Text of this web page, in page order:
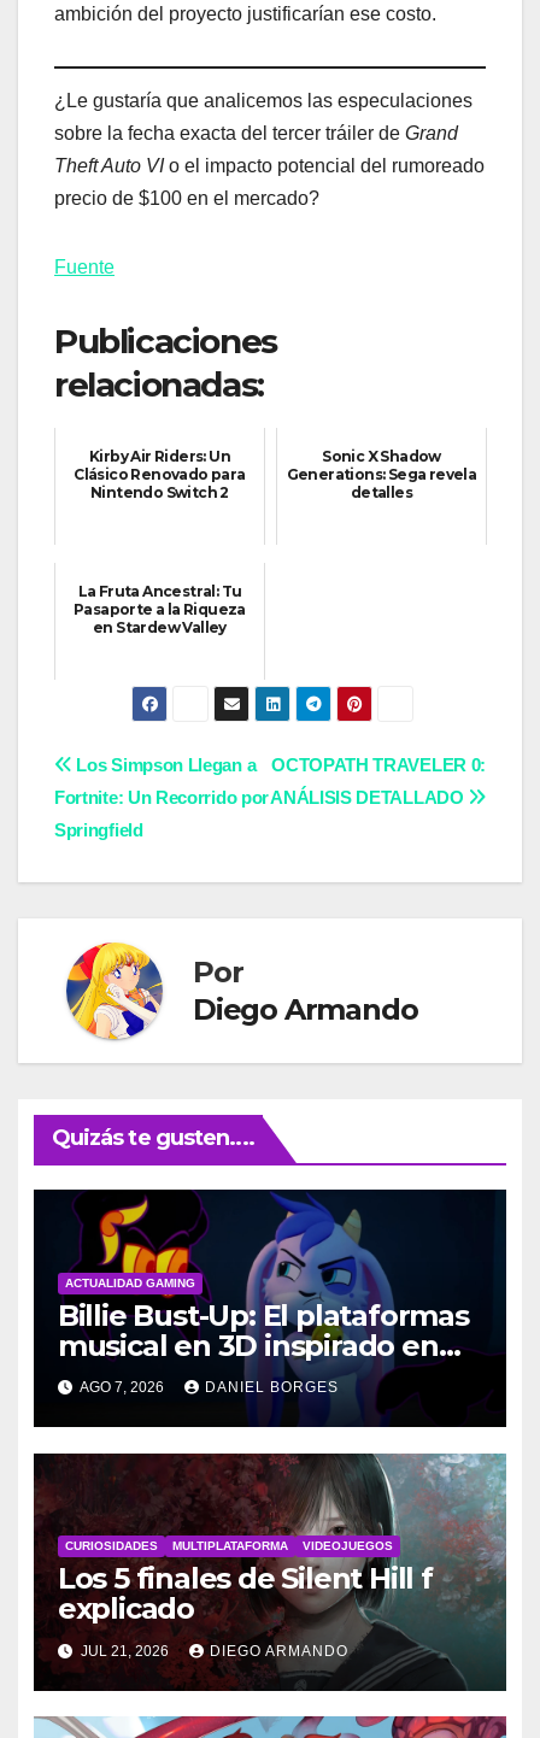
ambición del proyecto justificarían ese costo.
¿Le gustaría que analicemos las especulaciones
sobre la fecha exacta del tercer tráiler de Grand
Theft Auto VIo el impacto potencial del rumoreado
precio de $100 en el mercado?
Fuente
Publicaciones
relacionadas:
Kirby Air Riders: Un
Clásico Renovado para
Nintendo Switch 2
Sonic X Shadow
Generations: Sega revela
detalles
La Fruta Ancestral: Tu
Pasaporte a la Riqueza
en Stardew Valley
Navegación
de
entradas
OCTOPATH TRAVELER 0:
ANÁLISIS DETALLADO
Los Simpson Llegan a
Fortnite: Un Recorrido por
Springfield
Por
Diego Armando
Quizás te gusten....
ACTUALIDAD GAMING
Billie Bust-Up: El plataformas
musical en 3D inspirado en
Disney
AGO 7, 2026 DANIEL BORGES
CURIOSIDADES MULTIPLATAFORMA VIDEOJUEGOS
Los 5 finales de Silent Hill f
explicado
JUL 21, 2026 DIEGO ARMANDO